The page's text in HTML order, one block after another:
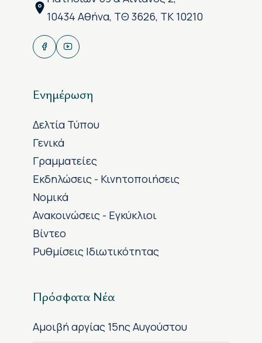
10434 Αθήνα, ΤΘ 3626, ΤΚ 10210
Ενημέρωση
Δελτία Τύπου
Γενικά
Γραμματείες
Εκδηλώσεις - Κινητοποιήσεις
Νομικά
Ανακοινώσεις - Εγκύκλιοι
Βίντεο
Ρυθμίσεις Ιδιωτικότητας
Πρόσφατα Νέα
Αμοιβή αργίας 15ης Αυγούστου